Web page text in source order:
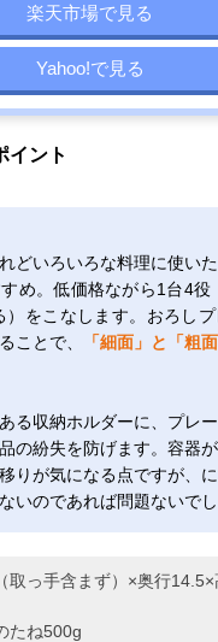
楽天市場で見る
Yahoo!で見る
イント
どいろいろな料理に使い
め。低価格ながら1台4役
）をこなします。おろし
ことで、
「細面」と「粗
る収納ホルダーに、プレ
の紛失を防げます。容器
りが気になる点ですが、
いのであれば問題ないでし
取っ手含まず）×奥行
たね500g